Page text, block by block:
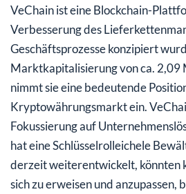
VeChain ist eine Blockchain-
Verbesserung des
Geschäftsprozesse konzipiert
Marktkapitalisierung von ca. 2,09
nimmt sie eine bedeutende
Kryptowährungsmarkt ein.
Fokussierung auf
hat eine Schlüsselrolleichele
derzeit weiterentwickelt, könnten
sich zu erweisen und anzupassen,